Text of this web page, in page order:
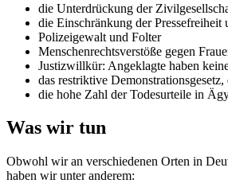
die Unterdrückung der
die Einschränkung der
Polizeigewalt und Folter
Menschenrechtsverstöße gegen
Justizwillkür: Angeklagte haben
das restriktive
die hohe Zahl der Todesurteile in
Was wir tun
Obwohl wir an verschiedenen Orten in
haben wir unter anderem: